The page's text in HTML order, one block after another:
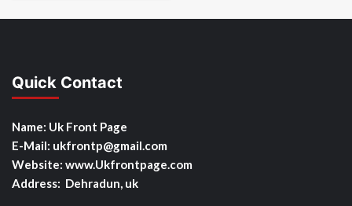
Quick Contact
Name: Uk Front Page
E-Mail: ukfrontp@gmail.com
Website: www.Ukfrontpage.com
Address: Dehradun, uk